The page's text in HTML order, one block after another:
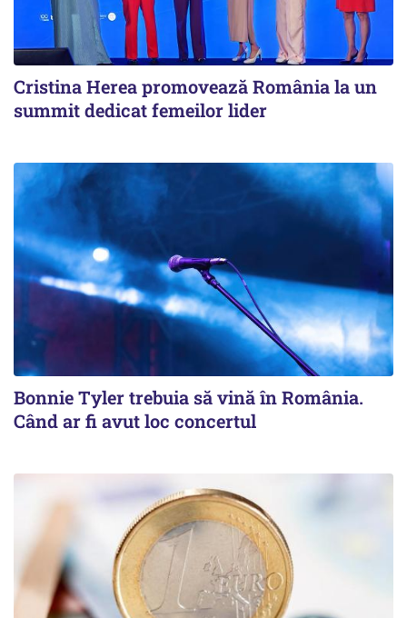
Cristina Herea promovează România la un
summit dedicat femeilor lider
Bonnie Tyler trebuia să vină în România.
Când ar fi avut loc concertul